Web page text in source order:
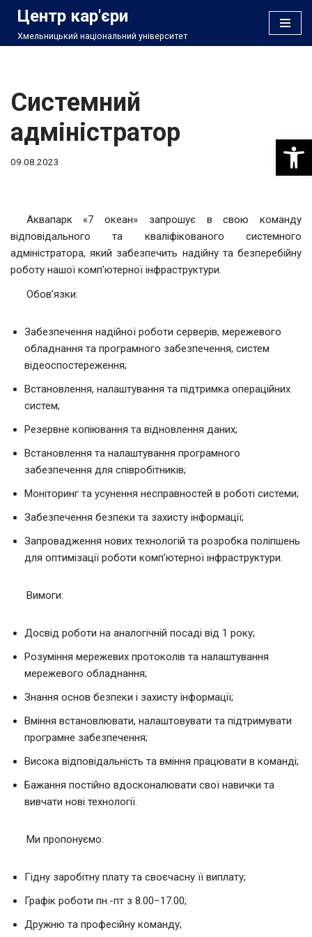
Перейти
Центр кар'єри
Хмельницький національний університет
Системний
адміністратор
09.08.2023
Аквапарк «7 океан» запрошує в свою команду
відповідального та кваліфікованого системного
адміністратора, який забезпечить надійну та безперебійну
роботу нашої комп’ютерної інфраструктури.
Обов’язки:
Забезпечення надійної роботи серверів, мережевого
обладнання та програмного забезпечення, систем
відеоспостереження;
Встановлення, налаштування та підтримка операційних
систем;
Резервне копіювання та відновлення даних;
Встановлення та налаштування програмного
забезпечення для співробітників;
Моніторинг та усунення несправностей в роботі системи;
Забезпечення безпеки та захисту інформації;
Запровадження нових технологій та розробка поліпшень
для оптимізації роботи комп’ютерної інфраструктури.
Вимоги:
Досвід роботи на аналогічній посаді від 1 року;
Розуміння мережевих протоколів та налаштування
мережевого обладнання;
Знання основ безпеки і захисту інформації;
Вміння встановлювати, налаштовувати та підтримувати
програмне забезпечення;
Висока відповідальність та вміння працювати в команді;
Бажання постійно вдосконалювати свої навички та
вивчати нові технології.
Ми пропонуємо:
Гідну заробітну плату та своєчасну її виплату;
Графік роботи пн.-пт з 8.00−17.00;
Дружню та професійну команду;